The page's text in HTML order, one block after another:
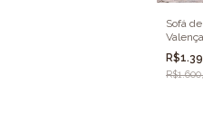
Sofá
Valença